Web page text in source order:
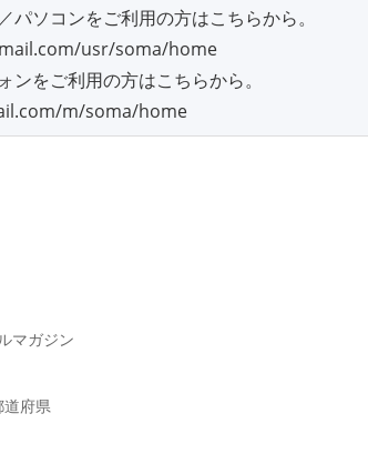
パソコンをご利用の方はこちらから。
usr/soma/home
ンをご利用の方はこちらから。
m/soma/home
マガジン
道府県